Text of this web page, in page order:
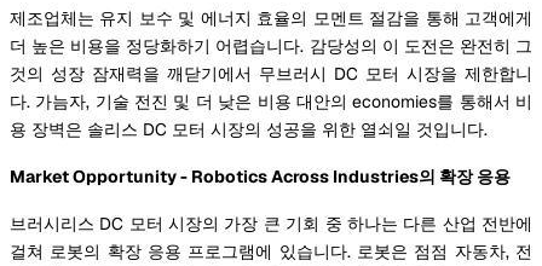
제조업체는 유지 보수 및 에너지 효율의 모멘트 절감을 통해 고객에게
더 높은 비용을 정당화하기 어렵습니다. 감당성의 이 도전은 완전히 그
것의 성장 잠재력을 깨닫기에서 무브러시 DC 모터 시장을 제한합니
다. 가늠자, 기술 전진 및 더 낮은 비용 대안의 economies를 통해서 비
용 장벽은 솔리스 DC 모터 시장의 성공을 위한 열쇠일 것입니다.
Market Opportunity - Robotics Across Industries의 확장 응용
브러시리스 DC 모터 시장의 가장 큰 기회 중 하나는 다른 산업 전반에
걸쳐 로봇의 확장 응용 프로그램에 있습니다. 로봇은 점점 자동차, 전